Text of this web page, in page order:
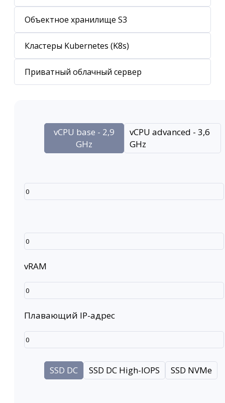
Объектное хранилище S3
Кластеры Kubernetes (K8s)
Приватный облачный сервер
vCPU base - 2,9
GHz
vCPU advanced - 3,6
GHz
vRAM
Плавающий IP-адрес
SSD DC SSD DC High-IOPS SSD NVMe